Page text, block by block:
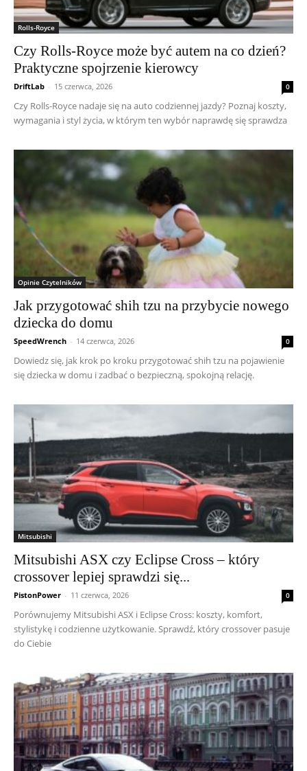
Rolls-Royce
Czy Rolls-Royce może być autem na co dzień?
Praktyczne spojrzenie kierowcy
DriftLab - 15 czerwca, 2026 0
Czy Rolls-Royce nadaje się na auto codziennej jazdy? Poznaj koszty,
wymagania i styl życia, w którym ten wybór naprawdę się sprawdza
Opinie Czytelników
Jak przygotować shih tzu na przybycie nowego
dziecka do domu
SpeedWrench - 14 czerwca, 2026 0
Dowiedz się, jak krok po kroku przygotować shih tzu na pojawienie
się dziecka w domu i zadbać o bezpieczną, spokojną relację.
Mitsubishi
Mitsubishi ASX czy Eclipse Cross – który
crossover lepiej sprawdzi się...
PistonPower - 11 czerwca, 2026 0
Porównujemy Mitsubishi ASX i Eclipse Cross: koszty, komfort,
stylistykę i codzienne użytkowanie. Sprawdź, który crossover pasuje
do Ciebie